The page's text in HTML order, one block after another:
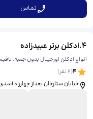
تماس
4
.ادکلن برتر عبیدزاده
انواع ادکلن اورجینال بدون جعبه.
4
(
2نفر)
خیابان ستارخان بعداز چهارراه اسدی